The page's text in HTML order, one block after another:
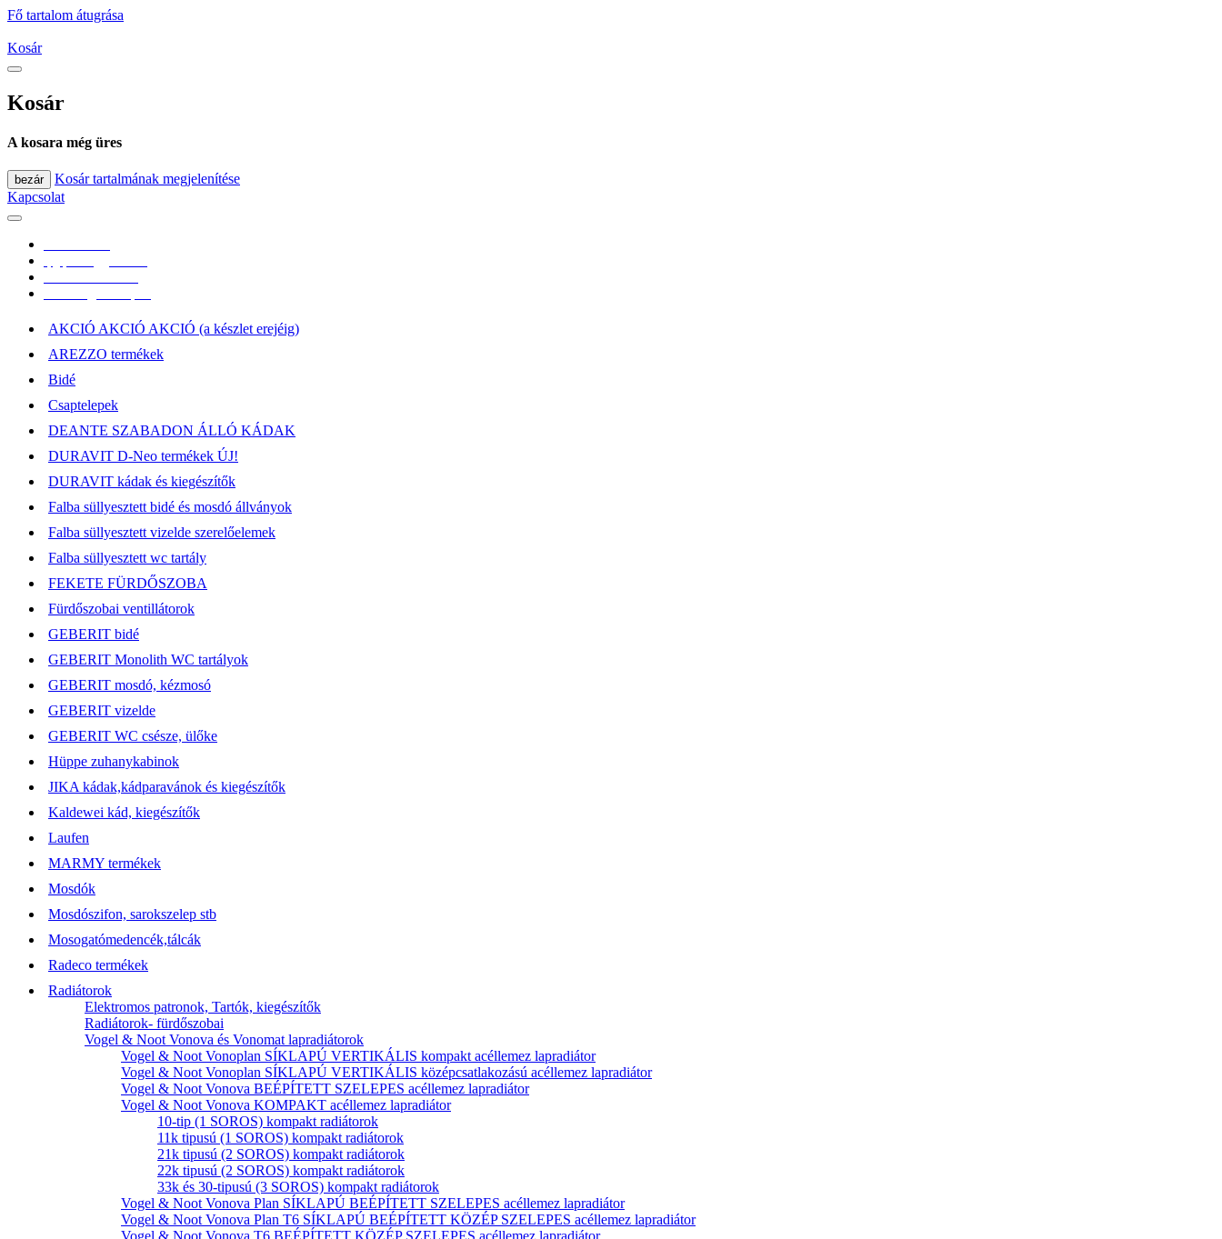
Fő tartalom átugrása
Kosár
Kosár
A kosara még üres
bezár
Kosár tartalmának megjelenítése
Kapcsolat
AKCIÓ AKCIÓ AKCIÓ (a készlet erejéig)
AREZZO termékek
Bidé
Csaptelepek
DEANTE SZABADON ÁLLÓ KÁDAK
DURAVIT D-Neo termékek ÚJ!
DURAVIT kádak és kiegészítők
Falba süllyesztett bidé és mosdó állványok
Falba süllyesztett vizelde szerelőelemek
Falba süllyesztett wc tartály
FEKETE FÜRDŐSZOBA
Fürdőszobai ventillátorok
GEBERIT bidé
GEBERIT Monolith WC tartályok
GEBERIT mosdó, kézmosó
GEBERIT vizelde
GEBERIT WC csésze, ülőke
Hüppe zuhanykabinok
JIKA kádak,kádparavánok és kiegészítők
Kaldewei kád, kiegészítők
Laufen
MARMY termékek
Mosdók
Mosdószifon, sarokszelep stb
Mosogatómedencék,tálcák
Radeco termékek
Radiátorok
Elektromos patronok, Tartók, kiegészítők
Radiátorok- fürdőszobai
Vogel & Noot Vonova és Vonomat lapradiátorok
Vogel & Noot Vonoplan SÍKLAPÚ VERTIKÁLIS kompakt acéllemez lapradiátor
Vogel & Noot Vonoplan SÍKLAPÚ VERTIKÁLIS középcsatlakozású acéllemez lapradiátor
Vogel & Noot Vonova BEÉPÍTETT SZELEPES acéllemez lapradiátor
Vogel & Noot Vonova KOMPAKT acéllemez lapradiátor
10-tip (1 SOROS) kompakt radiátorok
11k tipusú (1 SOROS) kompakt radiátorok
21k tipusú (2 SOROS) kompakt radiátorok
22k tipusú (2 SOROS) kompakt radiátorok
33k és 30-tipusú (3 SOROS) kompakt radiátorok
Vogel & Noot Vonova Plan SÍKLAPÚ BEÉPÍTETT SZELEPES acéllemez lapradiátor
Vogel & Noot Vonova Plan T6 SÍKLAPÚ BEÉPÍTETT KÖZÉP SZELEPES acéllemez lapradiátor